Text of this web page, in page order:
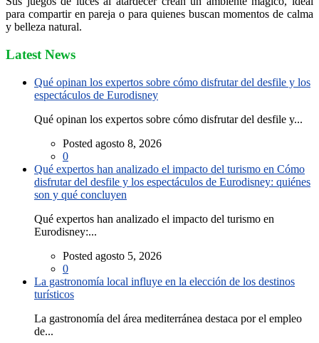
para compartir en pareja o para quienes buscan momentos de calma
y belleza natural.
Latest News
Qué opinan los expertos sobre cómo disfrutar del desfile y los
espectáculos de Eurodisney
Qué opinan los expertos sobre cómo disfrutar del desfile y...
Posted agosto 8, 2026
0
Qué expertos han analizado el impacto del turismo en Cómo
disfrutar del desfile y los espectáculos de Eurodisney: quiénes
son y qué concluyen
Qué expertos han analizado el impacto del turismo en
Eurodisney:...
Posted agosto 5, 2026
0
La gastronomía local influye en la elección de los destinos
turísticos
La gastronomía del área mediterránea destaca por el empleo
de...